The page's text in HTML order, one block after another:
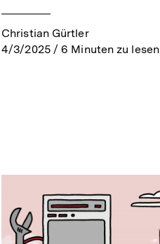
Christian Gürtler
4/3/2025 / 6 Minuten zu lesen